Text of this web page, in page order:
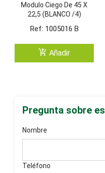
Modulo Ciego De 45 X
22,5 (BLANCO /4)
Ref: 1005016 B
add_shopping_cart Añadir
Pregunta sobre
Nombre
Teléfono